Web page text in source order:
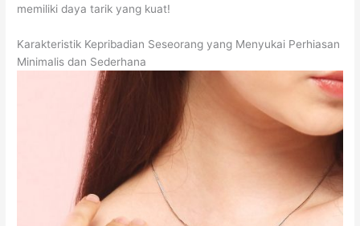
memiliki daya tarik yang kuat!
Karakteristik Kepribadian Seseorang yang Menyukai Perhiasan
Minimalis dan Sederhana